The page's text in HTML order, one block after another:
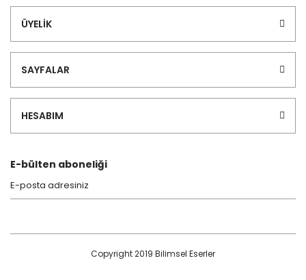
ÜYELİK
SAYFALAR
HESABIM
E-bülten aboneliği
Copyright 2019 Bilimsel Eserler